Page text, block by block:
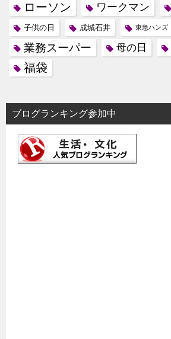
ローソン ワークマン
子供の日 成城石井 東急ハンズ
業務スーパー 母の日
福袋
ブログランキング参加中